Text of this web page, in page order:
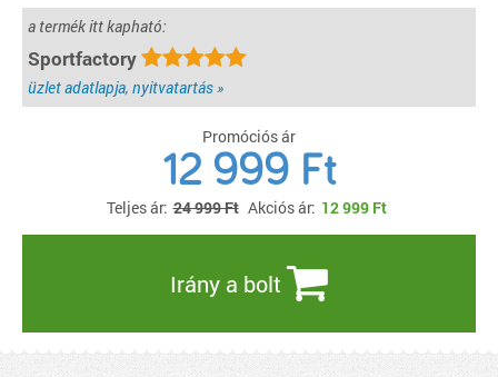
a termék itt kapható:
Sportfactory
üzlet adatlapja, nyitvatartás »
Promóciós ár
12 999 Ft
Teljes ár: 24 999 Ft Akciós ár: 12 999 Ft
Irány a bolt